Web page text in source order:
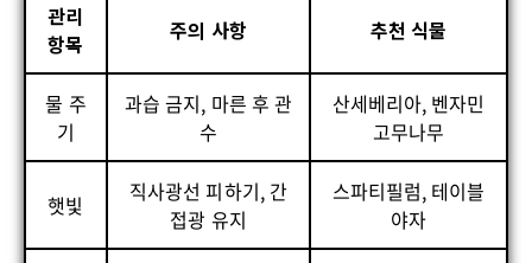
관리
항목
주의 사항 추천 식물
물 주
기
과습 금지, 마른 후 관
수
산세베리아, 벤자민
고무나무
햇빛
직사광선 피하기, 간
접광 유지
스파티필럼, 테이블
야자